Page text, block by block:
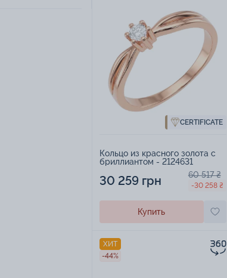
CERTIFICATE
Кольцо из красного золота с
бриллиантом - 2124631
30 259 грн 60 517 ₴
-30 258 ₴
Купить
ХИТ
-44%